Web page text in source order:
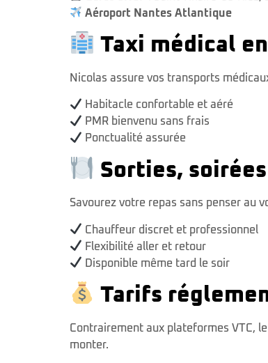
Aéroport Nantes Atlantique
Taxi médical
Nicolas assure vos transports
Habitacle confortable et aéré
PMR bienvenu sans frais
Ponctualité assurée
Sorties,
Savourez votre repas sans penser au
Chauffeur discret et professionnel
Flexibilité aller et retour
Disponible même tard le soir
Tarifs
Contrairement aux plateformes VTC,
monter.